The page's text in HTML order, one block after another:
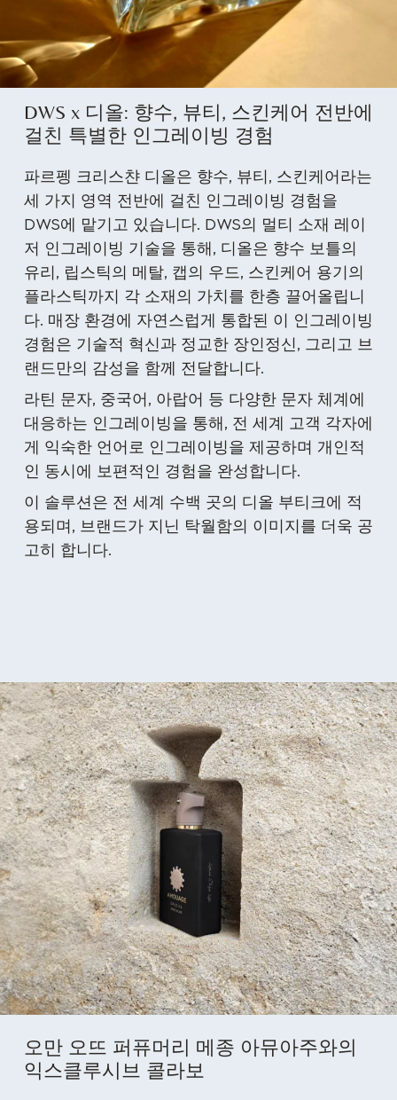
DWS x 디올: 향수, 뷰티, 스킨케어 전반에
걸친 특별한 인그레이빙 경험
파르펭 크리스챤 디올은 향수, 뷰티, 스킨케어라는
세 가지 영역 전반에 걸친 인그레이빙 경험을
DWS에 맡기고 있습니다. DWS의 멀티 소재 레이
저 인그레이빙 기술을 통해, 디올은 향수 보틀의
유리, 립스틱의 메탈, 캡의 우드, 스킨케어 용기의
플라스틱까지 각 소재의 가치를 한층 끌어올립니
다. 매장 환경에 자연스럽게 통합된 이 인그레이빙
경험은 기술적 혁신과 정교한 장인정신, 그리고 브
랜드만의 감성을 함께 전달합니다.
라틴 문자, 중국어, 아랍어 등 다양한 문자 체계에
대응하는 인그레이빙을 통해, 전 세계 고객 각자에
게 익숙한 언어로 인그레이빙을 제공하며 개인적
인 동시에 보편적인 경험을 완성합니다.
이 솔루션은 전 세계 수백 곳의 디올 부티크에 적
용되며, 브랜드가 지닌 탁월함의 이미지를 더욱 공
고히 합니다.
오만 오뜨 퍼퓨머리 메종 아뮤아주와의
익스클루시브 콜라보